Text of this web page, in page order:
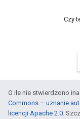
Czy
O ile nie stwierdzono
Commons – uznanie
licencji Apache 2.0.